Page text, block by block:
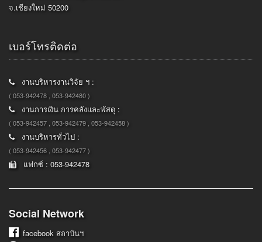
จ.เชียงใหม่ 50200
เบอร์โทรติดต่อ
งานบริหารงานวิจัย ฯ :
( 053-942478 , 053-942480 )
งานการเงิน การคลังและพัสดุ :
( 053-942457 , 053-942479 , 053-942458 )
งานบริหารทั่วไป :
( 053-942456 , 053-942477 )
แฟกซ์ : 053-942478
Social Network
facebook สถาบันฯ